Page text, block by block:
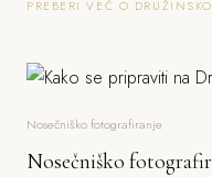
PREBERI VEČ O
Nosečniško fotografiranje
Nosečniško